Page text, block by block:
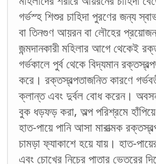
গর্ভস্হ শিশুর চাহিদা পুরণের জন্য
বা তিনগুণ আয়রন বা লৌহের
জন্মদানকারী মহিলার আগে থেকেই
গর্ভকালে পুর্ব থেকে বিদ্যমান
করে। রক্তস্বল্পতাজনিত কারণে
ক্লান্ত এবং দুর্বল বোধ করেন।
বুক ধড়ফড় করা, অল্প পরিশ্রমে
হাত-পায়ে পানি আসা মারাত্মক
চামড়া ফ্যাকাশে হয়ে যায়। হাত-
এবং চোখের নিচের পাতার ভেতরের